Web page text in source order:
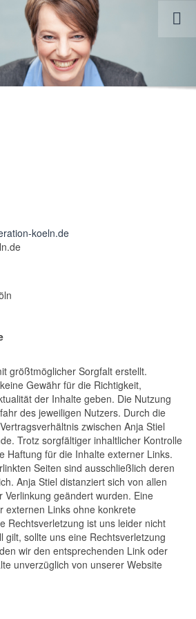
koeln.de
größtmöglicher Sorgfalt erstellt.
Gewähr für die Richtigkeit,
der Inhalte geben. Die Nutzung
des jeweiligen Nutzers. Durch die
zwischen Anja Stiel
Trotz sorgfältiger inhaltlicher Kontrolle
Haftung für die Inhalte externer Links.
Seiten sind ausschließlich deren
Anja Stiel distanziert sich von allen
Verlinkung geändert wurden. Eine
externen Links ohne konkrete
Rechtsverletzung ist uns leider nicht
gilt, sollte uns eine Rechtsverletzung
wir den entsprechenden Link oder
unverzüglich von unserer Website